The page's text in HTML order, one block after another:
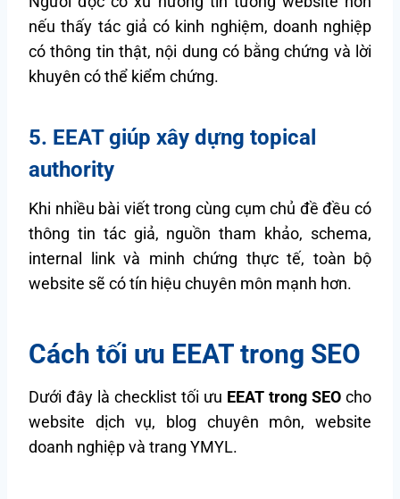
nếu thấy tác giả có kinh nghiệm, doanh nghiệp
có thông tin thật, nội dung có bằng chứng và lời
khuyên có thể kiểm chứng.
5. EEAT giúp xây dựng topical
authority
Khi nhiều bài viết trong cùng cụm chủ đề đều có
thông tin tác giả, nguồn tham khảo, schema,
internal link và minh chứng thực tế, toàn bộ
website sẽ có tín hiệu chuyên môn mạnh hơn.
Cách tối ưu EEAT trong SEO
Dưới đây là checklist tối ưu EEAT trong SEO cho
website dịch vụ, blog chuyên môn, website
doanh nghiệp và trang YMYL.